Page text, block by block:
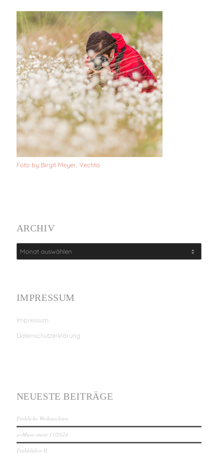
Foto by Birgit Meyer, Vechta
ARCHIV
IMPRESSUM
Impressum
Datenschutzerklärung
NEUESTE BEITRÄGE
Fröhliche Weihnachten
a~Muse~ment 11/2024
Frühblüher II